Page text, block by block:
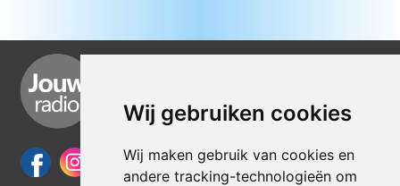
Wij gebruiken cookies
Wij maken gebruik van cookies en
andere tracking-technologieën om